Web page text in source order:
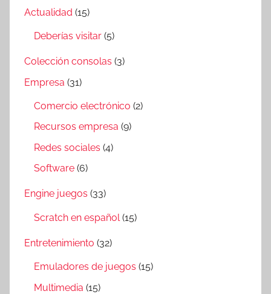
Actualidad (15)
Deberías visitar (5)
Colección consolas (3)
Empresa (31)
Comercio electrónico (2)
Recursos empresa (9)
Redes sociales (4)
Software (6)
Engine juegos (33)
Scratch en español (15)
Entretenimiento (32)
Emuladores de juegos (15)
Multimedia (15)